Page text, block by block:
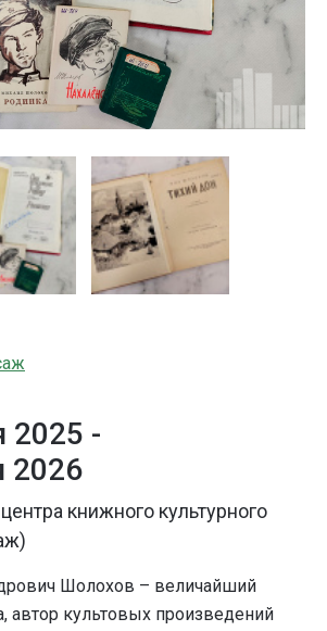
2025 -
2026
книжного культурного
Шолохов – величайший
автор культовых произведений